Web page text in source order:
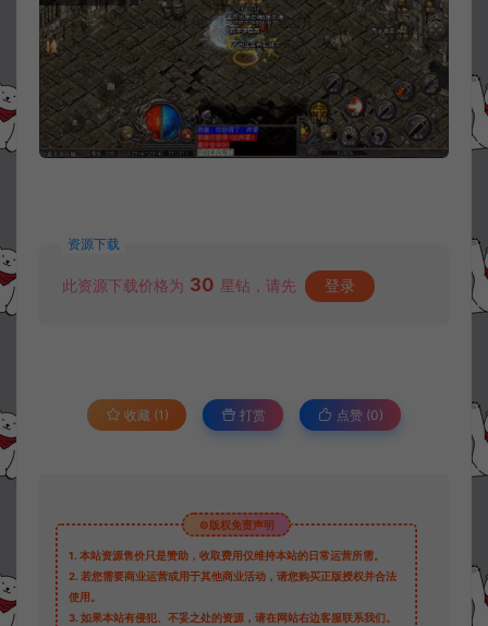
资源下载
此资源下载价格为 30 星钻，请先 登录
收藏 (1) 打赏 点赞 (0)
©版权免责声明
1. 本站资源售价只是赞助，收取费用仅维持本站的日常运营所需。
2. 若您需要商业运营或用于其他商业活动，请您购买正版授权并合法
使用。
3. 如果本站有侵犯、不妥之处的资源，请在网站右边客服联系我们。